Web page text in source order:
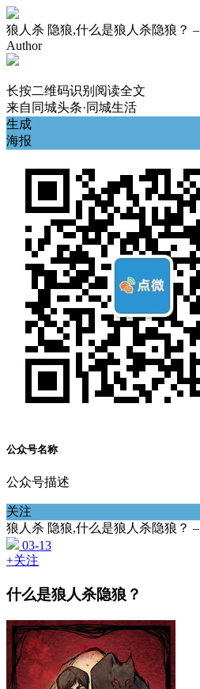
狼人杀 隐狼,什么是狼人杀隐狼？ –
Author
长按二维码识别阅读全文
来自 同城头条·同城生活
生成
海报
公众号名称
公众号描述
关注
狼人杀 隐狼,什么是狼人杀隐狼？ –
03-13
+关注
什么是狼人杀隐狼？